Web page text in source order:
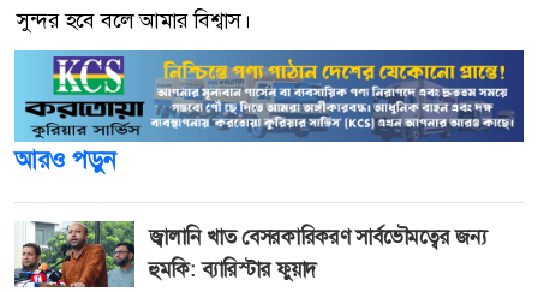
সুন্দর হবে বলে আমার বিশ্বাস।
আরও পড়ুন
জ্বালানি খাত বেসরকারিকরণ সার্বভৌমত্বের জন্য
হুমকি: ব্যারিস্টার ফুয়াদ